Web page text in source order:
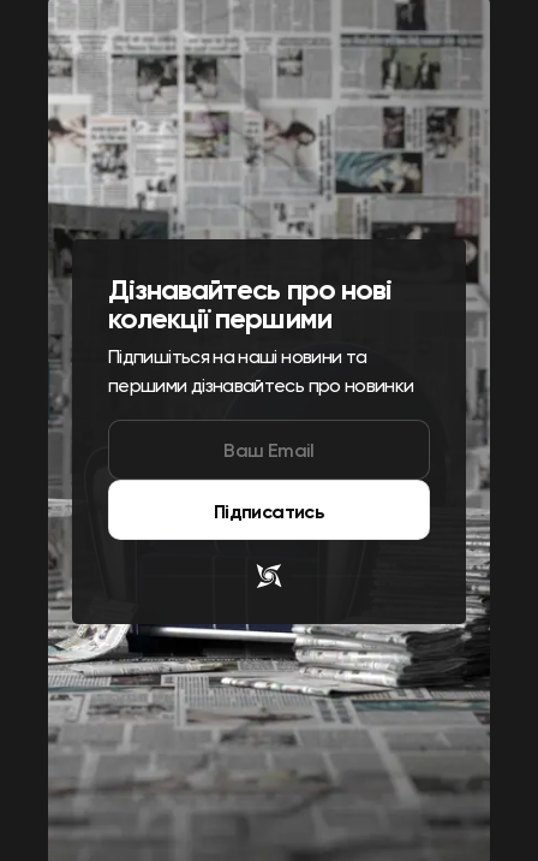
Дізнавайтесь про нові
колекції першими
Підпишіться на наші новини та
першими дізнавайтесь про новинки
Підписатись